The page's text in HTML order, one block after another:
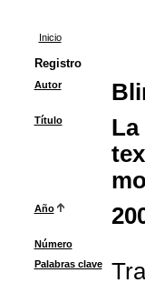
Inicio
Registro
Autor
Título
Año
Número
Palabras clave